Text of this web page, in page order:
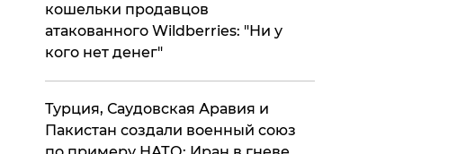
кошельки продавцов
атакованного Wildberries: "Ни у
кого нет денег"
Турция, Саудовская Аравия и
Пакистан создали военный союз